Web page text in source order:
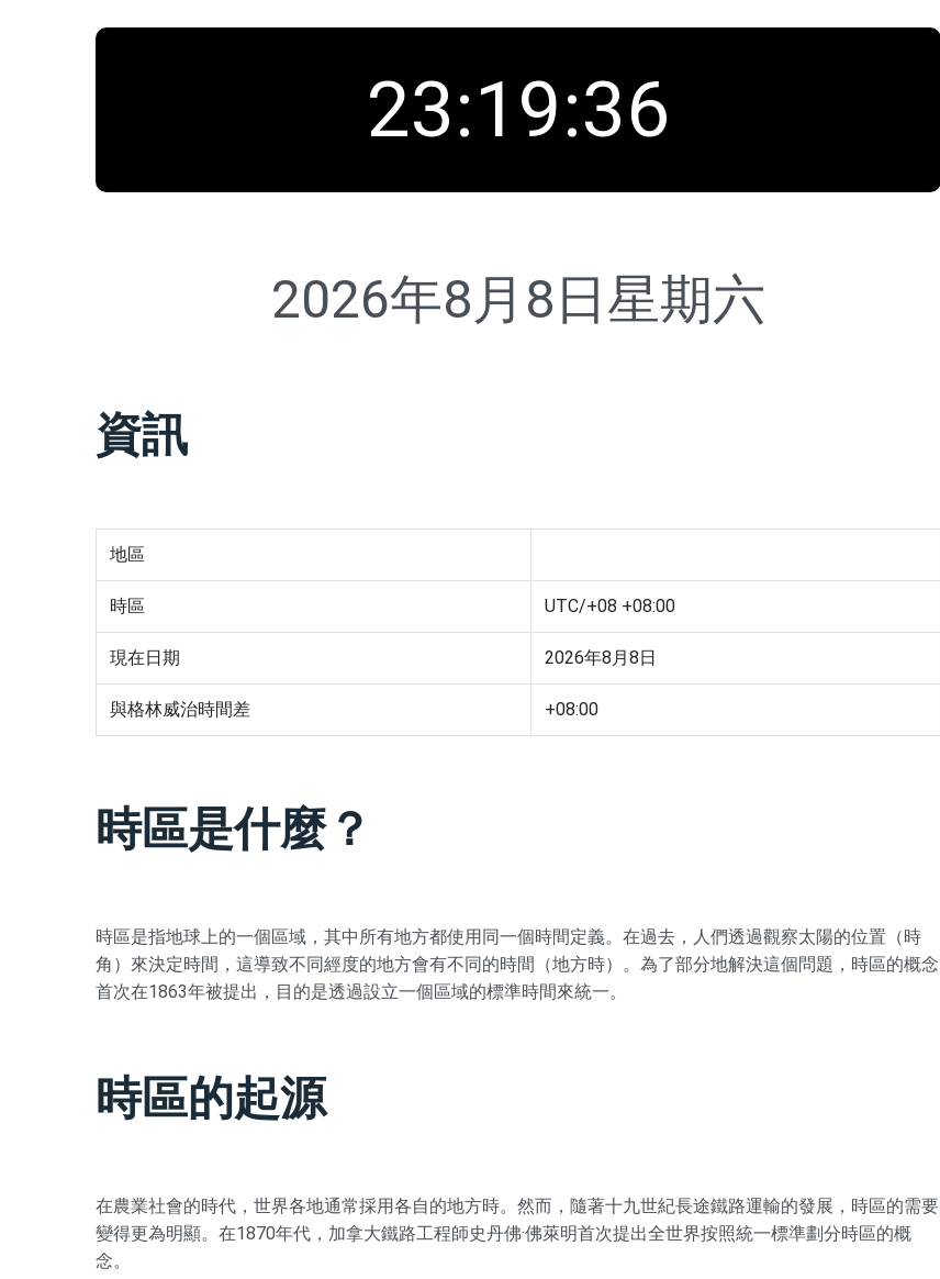
23:19:37
2026年8月8日星期六
資訊
地區
時區 UTC/+08 +08:00
現在日期 2026年8月8日
與格林威治時間差 +08:00
時區是什麼？
時區是指地球上的一個區域，其中所有地方都使用同一個時間定義。在過去，人們透過觀察太陽的位置（時
角）來決定時間，這導致不同經度的地方會有不同的時間（地方時）。為了部分地解決這個問題，時區的概念
首次在1863年被提出，目的是透過設立一個區域的標準時間來統一。
時區的起源
在農業社會的時代，世界各地通常採用各自的地方時。然而，隨著十九世紀長途鐵路運輸的發展，時區的需要
變得更為明顯。在1870年代，加拿大鐵路工程師史丹佛·佛萊明首次提出全世界按照統一標準劃分時區的概
念。